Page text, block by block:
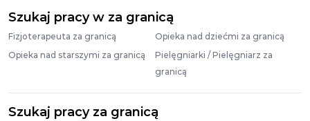
Szukaj pracy w za granicą
Fizjoterapeuta za granicą
Opieka nad dziećmi za granicą
Opieka nad starszymi za granicą
Pielęgniarki / Pielęgniarz za
granicą
Szukaj pracy za granicą